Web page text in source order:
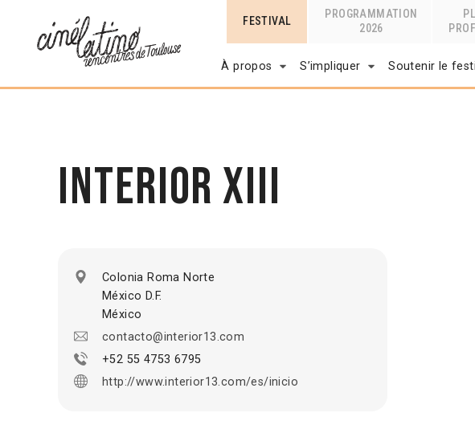
FESTIVAL
PROGRAMMATION
2026
À propos S’impliquer Soutenir le
Interior XIII
Colonia Roma Norte
México D.F.
México
contacto@interior13.com
+52 55 4753 6795
http://www.interior13.com/es/inicio